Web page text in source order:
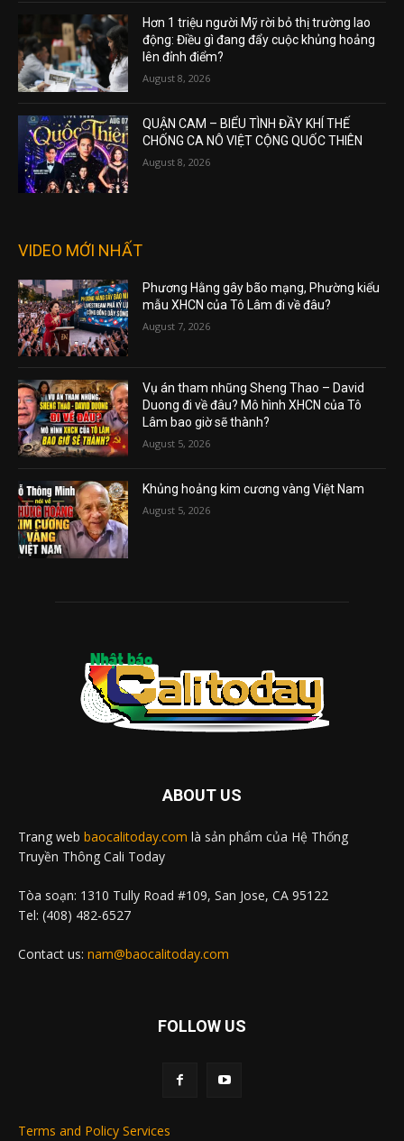
Hơn 1 triệu người Mỹ rời bỏ thị trường lao
động: Điều gì đang đẩy cuộc khủng hoảng
lên đỉnh điểm?
August 8, 2026
QUẬN CAM – BIỂU TÌNH ĐẦY KHÍ THẾ
CHỐNG CA NÔ VIỆT CỘNG QUỐC THIÊN
August 8, 2026
VIDEO MỚI NHẤT
Phương Hằng gây bão mạng, Phường kiểu
mẫu XHCN của Tô Lâm đi về đâu?
August 7, 2026
Vụ án tham nhũng Sheng Thao – David
Duong đi về đâu? Mô hình XHCN của Tô
Lâm bao giờ sẽ thành?
August 5, 2026
Khủng hoảng kim cương vàng Việt Nam
August 5, 2026
ABOUT US
Trang web baocalitoday.com là sản phẩm của Hệ Thống
Truyền Thông Cali Today
Tòa soạn: 1310 Tully Road #109, San Jose, CA 95122
Tel: (408) 482-6527
Contact us: nam@baocalitoday.com
FOLLOW US
Terms and Policy Services